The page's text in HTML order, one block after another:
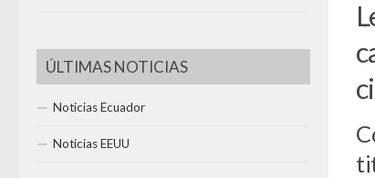
ÚLTIMAS NOTICIAS
Noticias Ecuador
Noticias EEUU